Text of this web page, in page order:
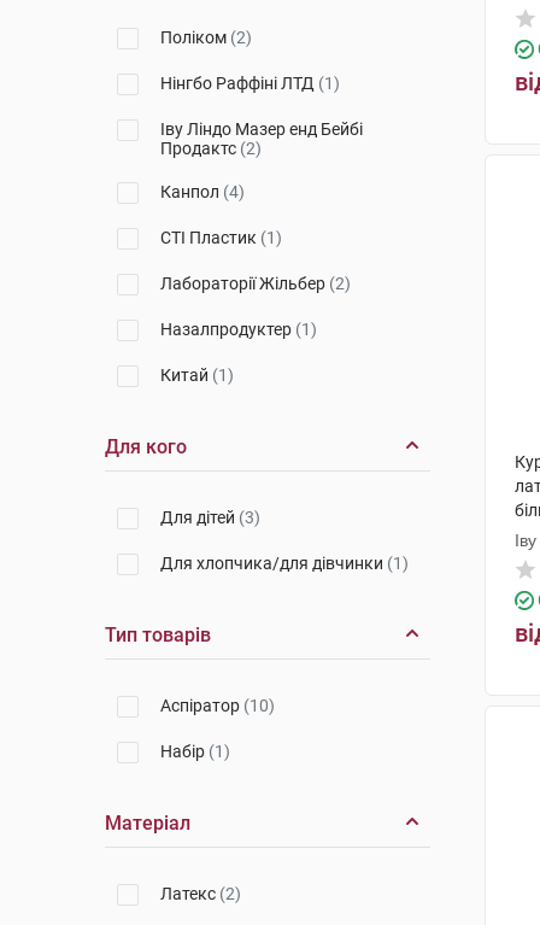
Поліком (2)
Нінгбо Раффіні ЛТД (1)
Іву Ліндо Мазер енд Бейбі
Продактс (2)
Канпол (4)
СТІ Пластик (1)
Лабораторії Жільбер (2)
Назалпродуктер (1)
Китай (1)
Для кого
Для дітей (3)
Для хлопчика/для дівчинки (1)
Тип товарів
Аспіратор (10)
Набір (1)
Матеріал
Латекс (2)